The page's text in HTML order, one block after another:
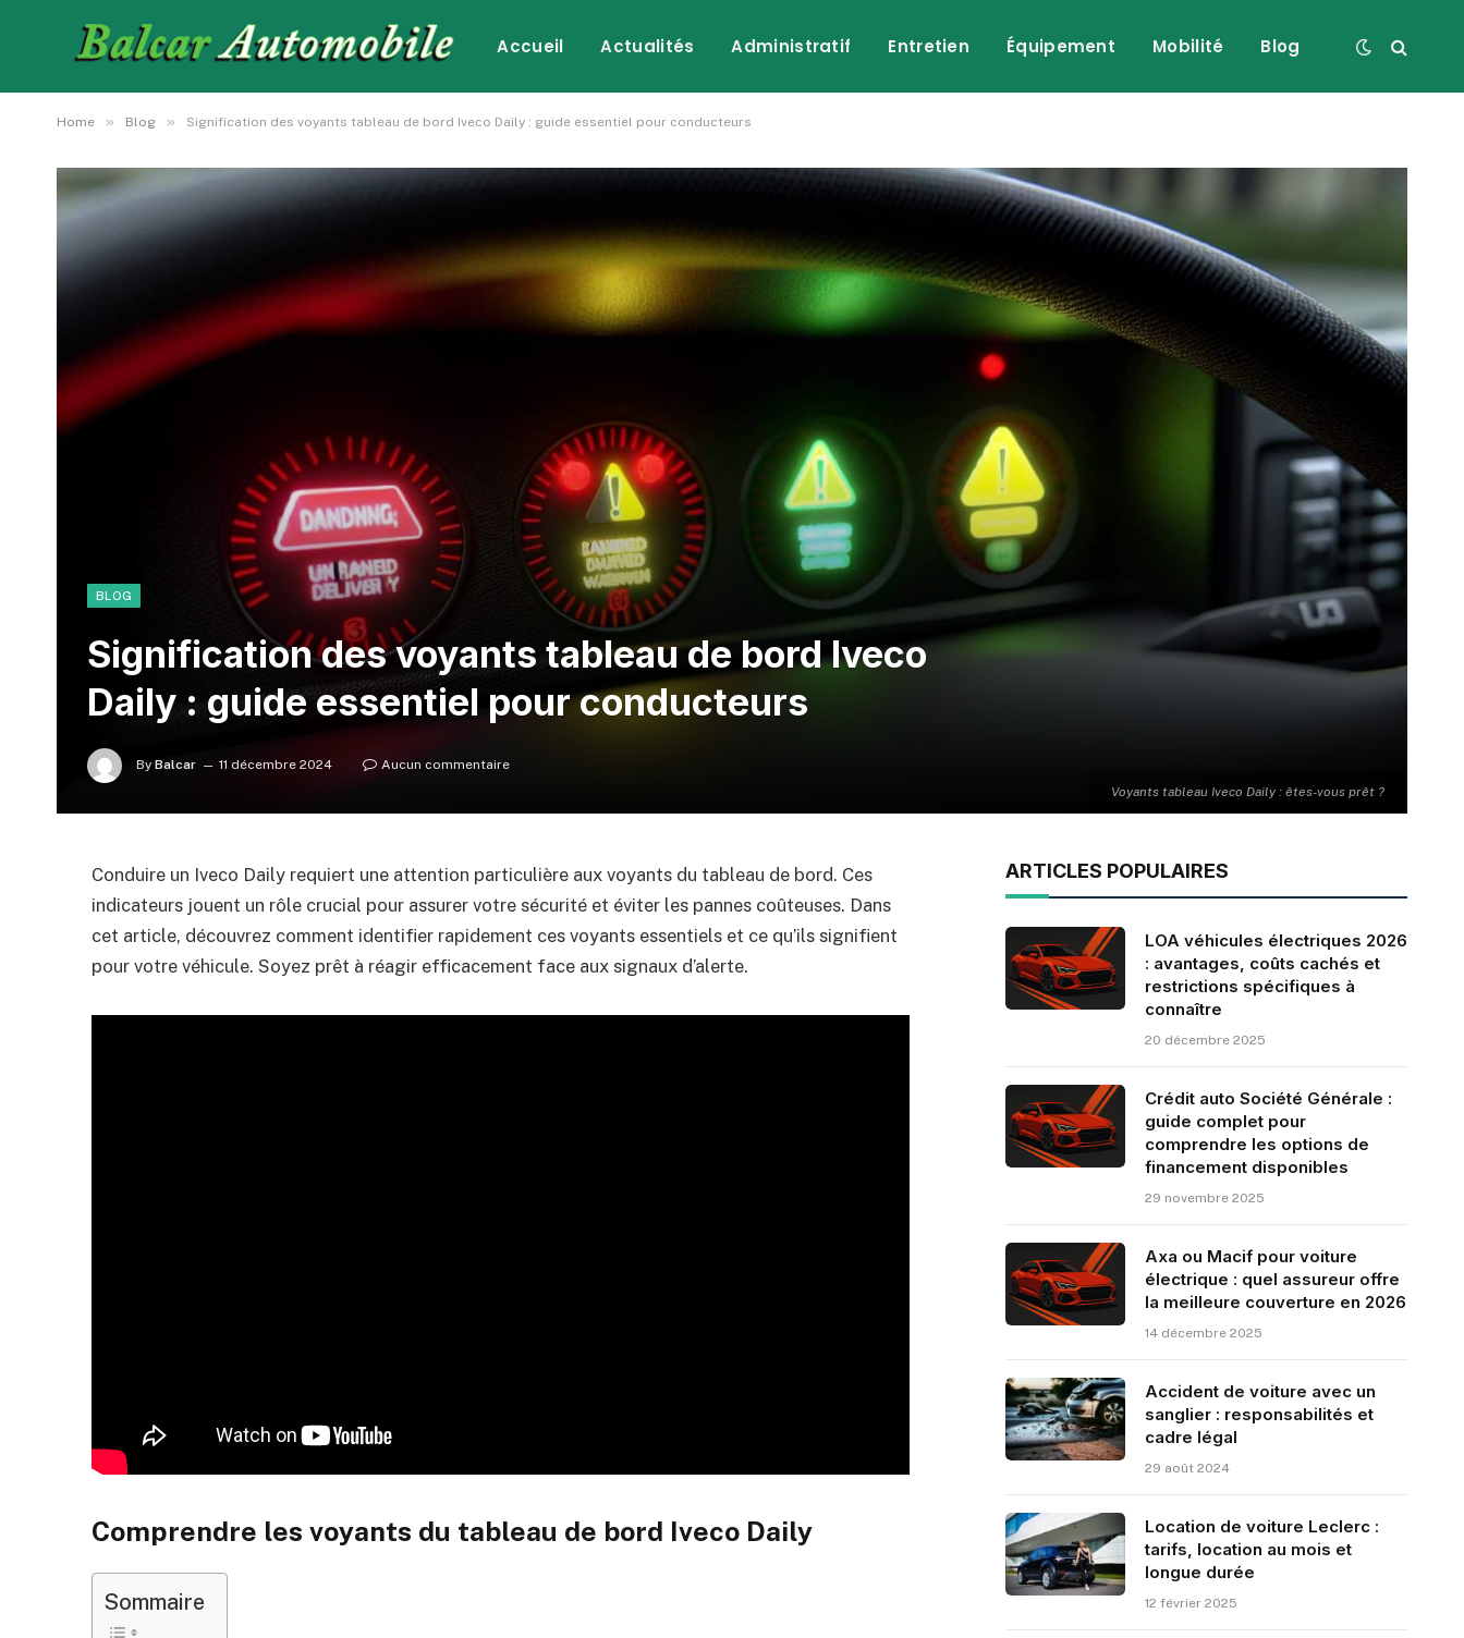
Accueil Actualités Administratif Entretien Équipement Mobilité Blog
Home » Blog » Signification des voyants tableau de bord Iveco Daily : guide essentiel pour conducteurs
Voyants tableau Iveco Daily : êtes-vous prêt ?
BLOG
Signification des voyants tableau de bord Iveco
Daily : guide essentiel pour conducteurs
By Balcar 11 décembre 2024 Aucun commentaire
Conduire un Iveco Daily requiert une attention particulière aux voyants du tableau de bord. Ces
indicateurs jouent un rôle crucial pour assurer votre sécurité et éviter les pannes coûteuses. Dans
cet article, découvrez comment identifier rapidement ces voyants essentiels et ce qu’ils signifient
pour votre véhicule. Soyez prêt à réagir efficacement face aux signaux d’alerte.
Comprendre les voyants du tableau de bord Iveco Daily
Sommaire
ARTICLES POPULAIRES
LOA véhicules électriques 2026
: avantages, coûts cachés et
restrictions spécifiques à
connaître
20 décembre 2025
Crédit auto Société Générale :
guide complet pour
comprendre les options de
financement disponibles
29 novembre 2025
Axa ou Macif pour voiture
électrique : quel assureur offre
la meilleure couverture en 2026
14 décembre 2025
Accident de voiture avec un
sanglier : responsabilités et
cadre légal
29 août 2024
Location de voiture Leclerc :
tarifs, location au mois et
longue durée
12 février 2025